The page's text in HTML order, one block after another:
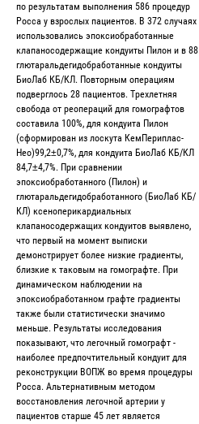
по результатам выполнения 586 процедур
Росса у взрослых пациентов. В 372 случаях
использовались эпоксиобработанные
клапаносодержащие кондуиты Пилон и в 88
глютаральдегидобработанные кондуиты
БиоЛаб КБ/КЛ. Повторным операциям
подверглось 28 пациентов. Трехлетняя
свобода от реопераций для гомографтов
составила 100%, для кондуита Пилон
(сформирован из лоскута КемПериплас-
Нео)99,2±0,7%, для кондуита БиоЛаб КБ/КЛ
84,7±4,7%. При сравнении
эпоксиобработанного (Пилон) и
глютаральдегидобработанного (БиоЛаб КБ/
КЛ) ксеноперикардиальных
клапаносодержащих кондуитов выявлено,
что первый на момент выписки
демонстрирует более низкие градиенты,
близкие к таковым на гомографте. При
динамическом наблюдении на
эпоксиобработанном графте градиенты
также были статистически значимо
меньше. Результаты исследования
показывают, что легочный гомографт -
наиболее предпочтительный кондуит для
реконструкции ВОПЖ во время процедуры
Росса. Альтернативным методом
восстановления легочной артерии у
пациентов старше 45 лет является